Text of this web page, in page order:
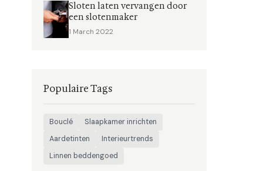
Sloten laten vervangen door
een slotenmaker
1 March 2022
Populaire Tags
Bouclé
Slaapkamer inrichten
Aardetinten
Interieurtrends
Linnen beddengoed